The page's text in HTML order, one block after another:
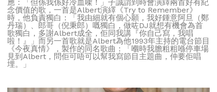
應：「但係我係好冷血㗎！」子誠謂到時會演繹兩首好有紀
念價值的歌，一首是Albert演繹《Try to Remember》
時，他負責獨白：「我由細就有個心願，我好鍾意阿旦（鄭
丹瑞）、郎哥（倪秉郎）嘅獨白，做咗DJ就想有機會為首
歌獨白，多謝Albert成全，佢同我講『你自己寫，我唱
啦！』」而另一首歌就是Albert為他1993年主持的電台節目
《今夜真情》，製作的同名歌曲：「嗰時我膽粗粗喺停車場
見到Albert，問佢可唔可以幫我寫節目主題曲，仲要佢唱
埋。」